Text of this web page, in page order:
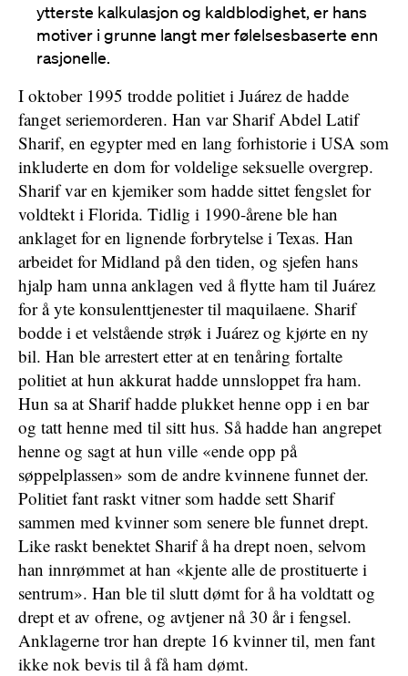
ytterste kalkulasjon og kaldblodighet, er hans
motiver i grunne langt mer følelsesbaserte enn
rasjonelle.
I oktober 1995 trodde politiet i Juárez de hadde
fanget seriemorderen. Han var Sharif Abdel Latif
Sharif, en egypter med en lang forhistorie i USA som
inkluderte en dom for voldelige seksuelle overgrep.
Sharif var en kjemiker som hadde sittet fengslet for
voldtekt i Florida. Tidlig i 1990-årene ble han
anklaget for en lignende forbrytelse i Texas. Han
arbeidet for Midland på den tiden, og sjefen hans
hjalp ham unna anklagen ved å flytte ham til Juárez
for å yte konsulenttjenester til maquilaene. Sharif
bodde i et velstående strøk i Juárez og kjørte en ny
bil. Han ble arrestert etter at en tenåring fortalte
politiet at hun akkurat hadde unnsloppet fra ham.
Hun sa at Sharif hadde plukket henne opp i en bar
og tatt henne med til sitt hus. Så hadde han angrepet
henne og sagt at hun ville «ende opp på
søppelplassen» som de andre kvinnene funnet der.
Politiet fant raskt vitner som hadde sett Sharif
sammen med kvinner som senere ble funnet drept.
Like raskt benektet Sharif å ha drept noen, selvom
han innrømmet at han «kjente alle de prostituerte i
sentrum». Han ble til slutt dømt for å ha voldtatt og
drept et av ofrene, og avtjener nå 30 år i fengsel.
Anklagerne tror han drepte 16 kvinner til, men fant
ikke nok bevis til å få ham dømt.